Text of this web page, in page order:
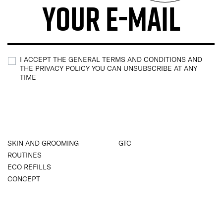
I ACCEPT THE GENERAL TERMS AND CONDITIONS AND
THE PRIVACY POLICY YOU CAN UNSUBSCRIBE AT ANY
TIME
SKIN AND GROOMING
ROUTINES
ECO REFILLS
CONCEPT
GTC